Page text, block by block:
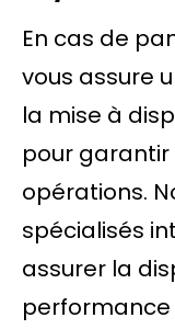
En cas de
vous assure
la mise à
pour garantir
opérations.
spécialisés
assurer la